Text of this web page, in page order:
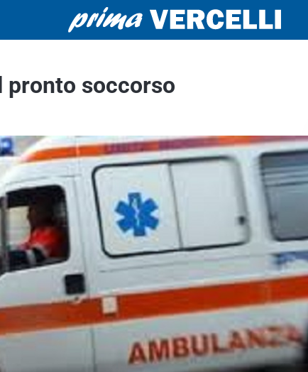
pronto soccorso